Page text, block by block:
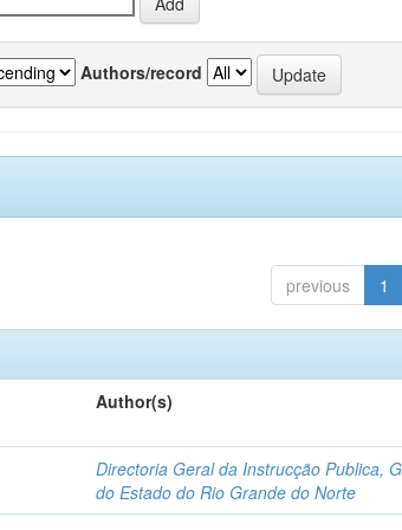
Authors/record
previous 1
Author(s)
Directoria Geral da Instrucção Publica,
do Estado do Rio Grande do Norte